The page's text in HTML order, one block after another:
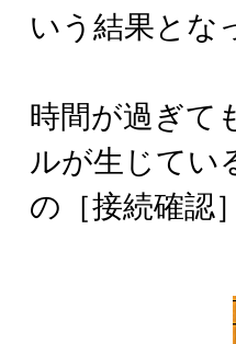
いう結果とな
時間が過ぎて
ルが生じてい
の［接続確認